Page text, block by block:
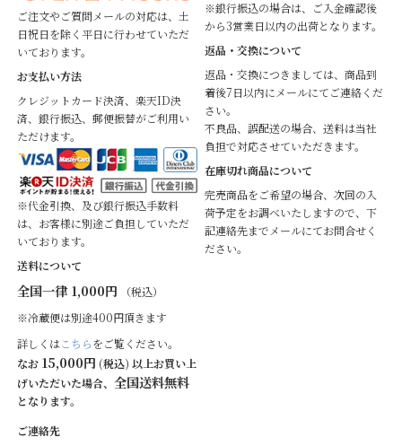
ご注文やご質問メールの対応は、土
日祝日を除く平日に行わせていただ
いております。
お支払い方法
クレジットカード決済、楽天ID決
済、銀行振込、郵便振替がご利用い
ただけます。
※代金引換、及び銀行振込手数料
は、お客様に別途ご負担していただ
いております。
送料について
全国一律 1,000円 （税込）
※冷蔵便は別途400円頂きます
詳しくはこちらをご覧ください。
なお 15,000円 (税込) 以上お買い上
げいただいた場合、 全国送料無料
となります。
※銀行振込の場合は、ご入金確認後
から3営業日以内の出荷となります。
返品・交換について
返品・交換につきましては、商品到
着後7日以内にメールにてご連絡くだ
さい。
不良品、誤配送の場合、送料は当社
負担で対応させていただきます。
在庫切れ商品について
完売商品をご希望の場合、次回の入
荷予定をお調べいたしますので、下
記連絡先までメールにてお問合せく
ださい。
ご連絡先